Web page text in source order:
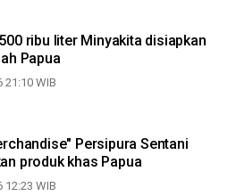
ribu liter Minyakita disiapkan
Papua
21:10 WIB
Persipura Sentani
produk khas Papua
12:23 WIB